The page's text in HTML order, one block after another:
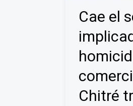
Cae el
Chitré